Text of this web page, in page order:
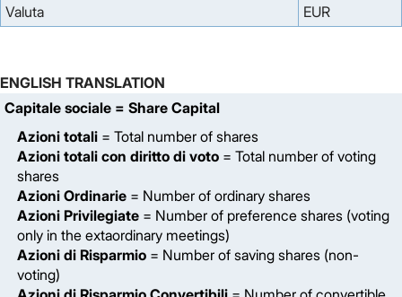
Valuta
EUR
ENGLISH TRANSLATION
Capitale sociale = Share Capital
Azioni totali = Total number of shares
Azioni totali con diritto di voto = Total number of voting
shares
Azioni Ordinarie = Number of ordinary shares
Azioni Privilegiate = Number of preference shares (voting
only in the extaordinary meetings)
Azioni di Risparmio = Number of saving shares (non-
voting)